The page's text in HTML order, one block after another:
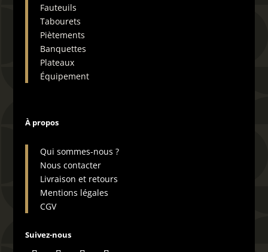
Fauteuils
Tabourets
Piètements
Banquettes
Plateaux
Équipement
À propos
Qui sommes-nous ?
Nous contacter
Livraison et retours
Mentions légales
CGV
Suivez-nous